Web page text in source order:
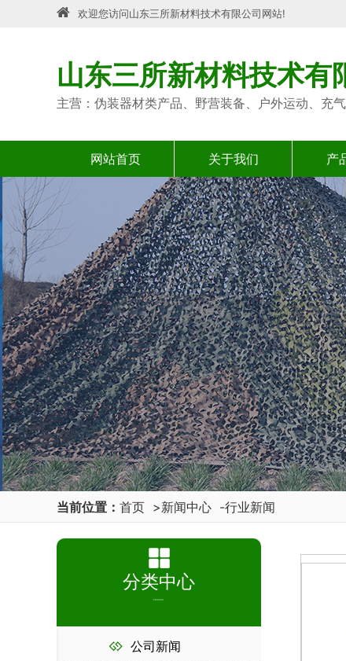
欢迎您访问山东三所新材料技术有限公司网站!
山东三所新材料技术有
主营：伪装器材类产品、野营装备、户外运动、充
网站首页 关于我们 产
当前位置： 首页 >新闻中心 -行业新闻
分类中心
PRODUCT
公司新闻